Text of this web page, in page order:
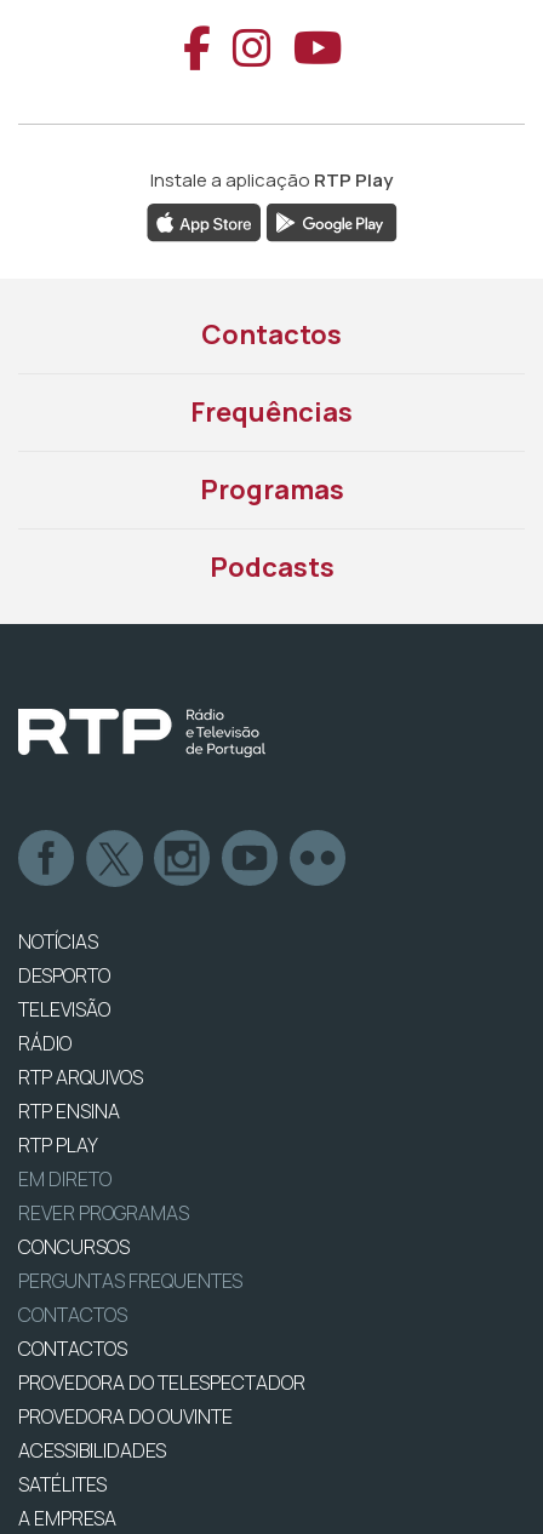
Aceder ao
Aceder ao
Aceder
Instale a aplicação RTP Play
Contactos
Frequências
Programas
Podcasts
NOTÍCIAS
DESPORTO
TELEVISÃO
RÁDIO
RTP ARQUIVOS
RTP ENSINA
RTP PLAY
EM DIRETO
REVER PROGRAMAS
CONCURSOS
PERGUNTAS FREQUENTES
CONTACTOS
CONTACTOS
PROVEDORA DO TELESPECTADOR
PROVEDORA DO OUVINTE
ACESSIBILIDADES
SATÉLITES
A EMPRESA